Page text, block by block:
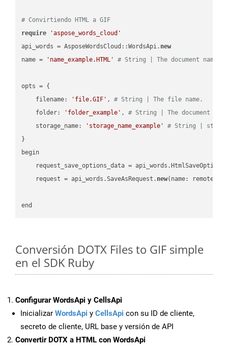
# Convirtiendo HTML a GIF
require
'aspose_words_cloud'
api_words = AsposeWordsCloud::WordsApi. new
name =
'name_example.HTML' # String | The document name.
opts = {
    filename:
'file.GIF' , # String | The file name.
    folder:
'folder_example' , # String | The document
    storage_name:
'storage_name_example'
# String |
}
begin
request_save_options_data =
    request = api_words.SaveAsRequest.
new(name:
Conversión DOTX Files to GIF simple
en el SDK Ruby
Configurar WordsApi y CellsApi
Inicializar WordsApi y CellsApi con su ID de cliente,
secreto de cliente, URL base y versión de API
Convertir DOTX a HTML con WordsApi